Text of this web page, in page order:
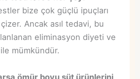
bize çok güçlü ipuçları
Ancak asıl tedavi, bu
eliminasyon diyeti ve
ile mümkündür.
ömür boyu süt ürünlerini